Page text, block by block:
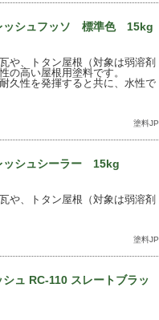
ッシュフッソ 標準色 15kg
や、トタン屋根（対象は弱溶剤
の高い屋根用塗料です。
久性を発揮すると共に、水性で
塗料JP
ッシュシーラー 15kg
や、トタン屋根（対象は弱溶剤
塗料JP
ュ RC-110 スレートブラッ